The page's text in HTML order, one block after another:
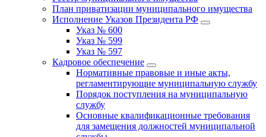
План приватизации муниципального имущества
Исполнение Указов Президента РФ
Указ № 600
Указ № 599
Указ № 597
Кадровое обеспечение
Нормативные правовые и иные акты,
регламентирующие муниципальную службу
Порядок поступления на муниципальную
службу
Основные квалификационные требования
для замещения должностей муниципальной